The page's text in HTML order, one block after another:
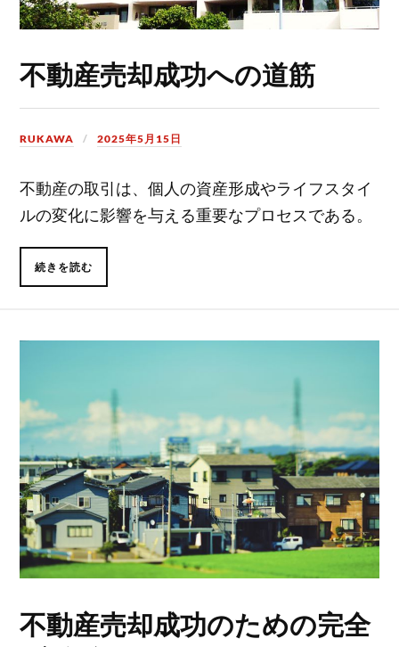
不動産売却成功への道筋
RUKAWA 2025年5月15日
不動産の取引は、個人の資産形成やライフスタイ
ルの変化に影響を与える重要なプロセスである。
続きを読む
不動産売却成功のための完全